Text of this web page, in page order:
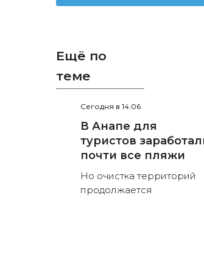
Ещё по
теме
Сегодня в 14:06
В Анапе для
туристов
почти все пляжи
Но очистка территорий
продолжается